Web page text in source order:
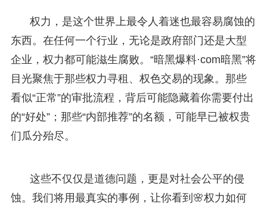
权力，是这个世界上最令人着迷也最容易腐蚀的
东西。在任何一个行业，无论是政府部门还是大型
企业，权力都可能滋生腐败。“暗黑爆料·com暗黑”将
目光聚焦于那些权力寻租、权色交易的现象。那些
看似“正常”的审批流程，背后可能隐藏着你需要付出
的“好处”；那些“内部推荐”的名额，可能早已被权贵
们瓜分殆尽。
这些不仅仅是道德问题，更是对社会公平的侵
蚀。我们将用最真实的事例，让你看到🌸权力如何